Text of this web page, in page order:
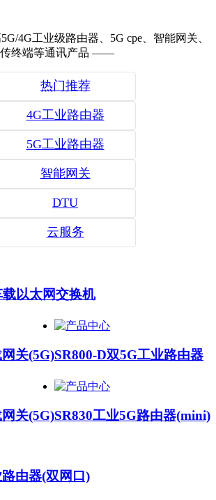
4G工业级路由器、5G cpe、智能网关、
终端等通讯产品 ——
热门推荐
4G工业路由器
5G工业路由器
智能网关
DTU
云服务
载以太网交换机
关(5G)SR800-D双5G工业路由器
关(5G)SR830工业5G路由器(mini)
由器(双网口)